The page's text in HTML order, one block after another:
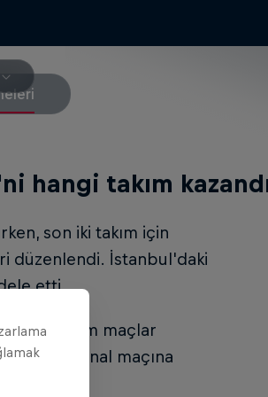
hangi takım
son iki takım için
düzenlendi. İstanbul'daki
etti.
ve tüm maçlar
final maçına